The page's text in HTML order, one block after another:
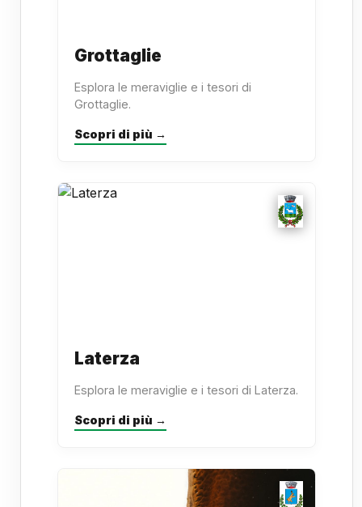
Grottaglie
Esplora le meraviglie e i tesori di
Grottaglie.
Scopri di più →
Laterza
Esplora le meraviglie e i tesori di Laterza.
Scopri di più →